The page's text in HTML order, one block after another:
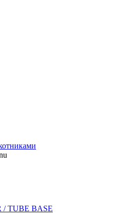
/ TUBE BASE